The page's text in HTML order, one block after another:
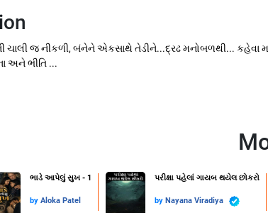
જ નીકળી, બંનેને એકસાથે તેડીને...દ્રઢ મનોબળથી... કહેવા
અને ભીતિ ...
ભાડે આપેલું સુખ - 1
by Aloka Patel
પરીક્ષા પહેલાં ગાયબ થયેલ છોકરો
by Nayana Viradiya